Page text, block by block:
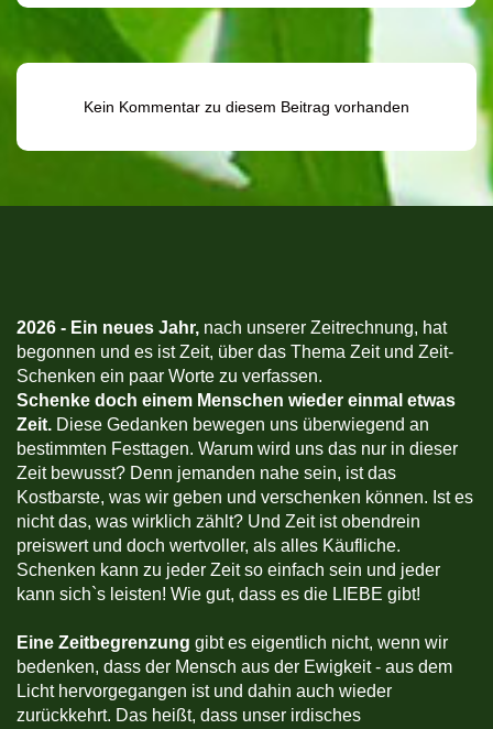
Kein Kommentar zu diesem Beitrag vorhanden
2026 - Ein neues Jahr, nach unserer Zeitrechnung, hat
begonnen und es ist Zeit, über das Thema Zeit und Zeit-
Schenken ein paar Worte zu verfassen.
Schenke doch einem Menschen wieder einmal etwas
Zeit. Diese Gedanken bewegen uns überwiegend an
bestimmten Festtagen. Warum wird uns das nur in dieser
Zeit bewusst? Denn jemanden nahe sein, ist das
Kostbarste, was wir geben und verschenken können. Ist es
nicht das, was wirklich zählt? Und Zeit ist obendrein
preiswert und doch wertvoller, als alles Käufliche.
Schenken kann zu jeder Zeit so einfach sein und jeder
kann sich`s leisten! Wie gut, dass es die LIEBE gibt!
Eine Zeitbegrenzung gibt es eigentlich nicht, wenn wir
bedenken, dass der Mensch aus der Ewigkeit - aus dem
Licht hervorgegangen ist und dahin auch wieder
zurückkehrt. Das heißt, dass unser irdisches